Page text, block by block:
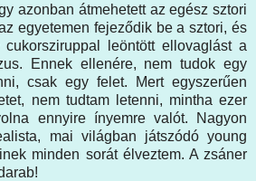
azonban átmehetett az egész sztori
egyetemen fejeződik be a sztori, és
leöntött ellovaglást a
Ennek ellenére, nem tudok egy
csak egy felet. Mert egyszerűen
nem tudtam letenni, mintha ezer
ennyire ínyemre valót. Nagyon
mai világban játszódó young
minden sorát élveztem. A zsáner